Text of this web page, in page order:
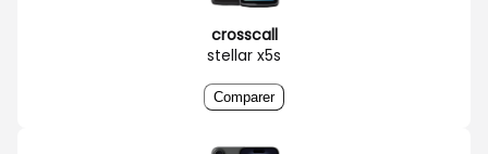
crosscall
stellar x5s
Comparer